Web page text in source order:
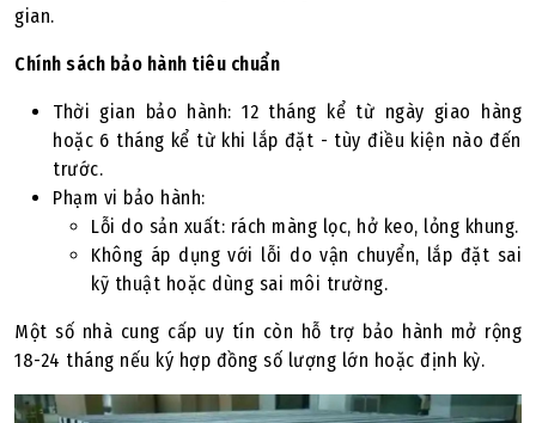
gian.
Chính sách bảo hành tiêu chuẩn
Thời gian bảo hành: 12 tháng kể từ ngày giao hàng
hoặc 6 tháng kể từ khi lắp đặt - tùy điều kiện nào đến
trước.
Phạm vi bảo hành:
Lỗi do sản xuất: rách màng lọc, hở keo, lỏng khung.
Không áp dụng với lỗi do vận chuyển, lắp đặt sai
kỹ thuật hoặc dùng sai môi trường.
Một số nhà cung cấp uy tín còn hỗ trợ bảo hành mở rộng
18-24 tháng nếu ký hợp đồng số lượng lớn hoặc định kỳ.